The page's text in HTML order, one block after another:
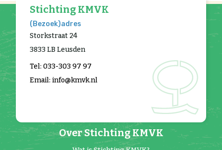
Over Stichting KMVK
Stichting KMVK
(Bezoek)adres
Storkstraat 24
3833 LB Leusden
Tel: 033-303 97 97
Email: info@kmvk.nl